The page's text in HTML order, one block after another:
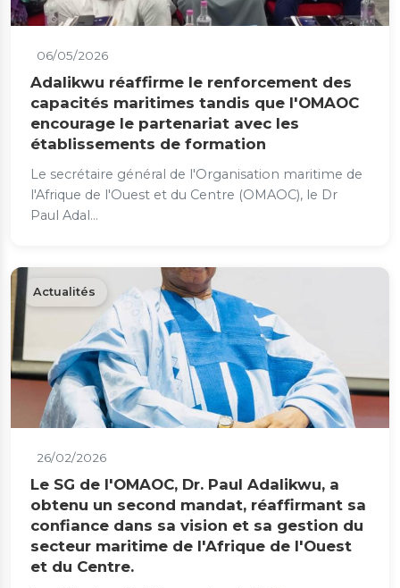
06/05/2026
Adalikwu réaffirme le renforcement des
capacités maritimes tandis que l'OMAOC
encourage le partenariat avec les
établissements de formation
Le secrétaire général de l'Organisation maritime de
l'Afrique de l'Ouest et du Centre (OMAOC), le Dr
Paul Adal...
Actualités
26/02/2026
Le SG de l'OMAOC, Dr. Paul Adalikwu, a
obtenu un second mandat, réaffirmant sa
confiance dans sa vision et sa gestion du
secteur maritime de l'Afrique de l'Ouest
et du Centre.